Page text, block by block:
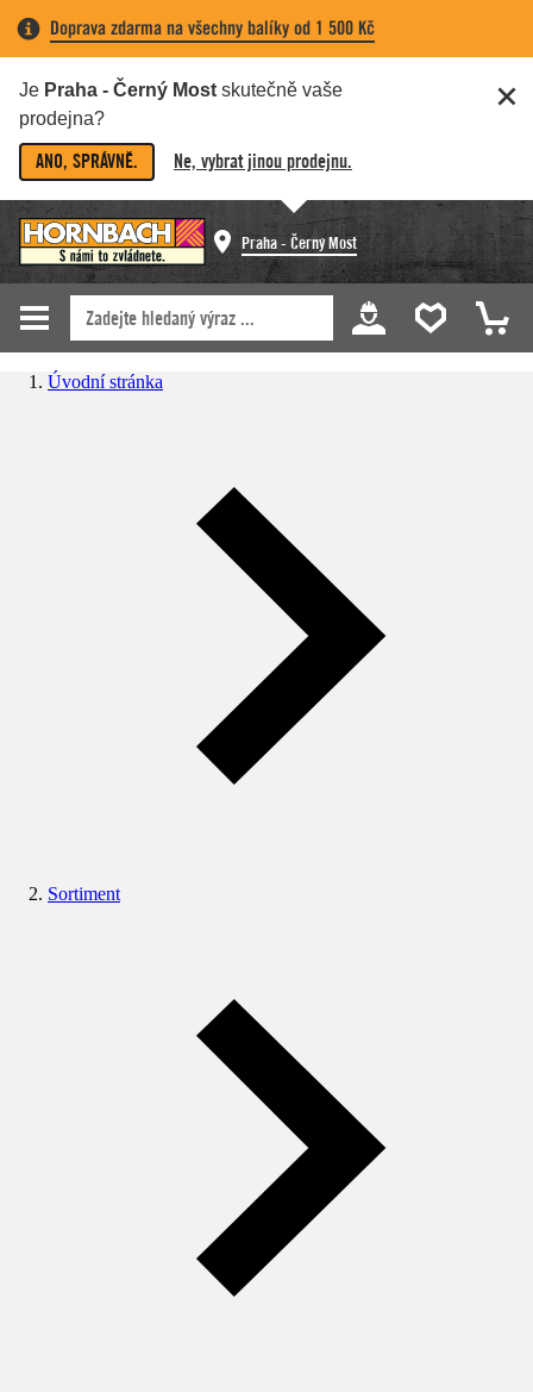
Doprava zdarma na všechny balíky od 1 500 Kč
Je Praha - Černý Most skutečně vaše
prodejna?
ANO, SPRÁVNĚ. Ne, vybrat jinou prodejnu.
Praha - Černý Most
Úvodní stránka
Sortiment